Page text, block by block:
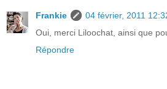
Frankie
04 février, 2011
Oui, merci Liloochat, ainsi que
Répondre